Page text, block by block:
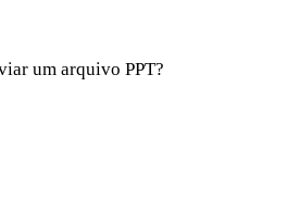
um arquivo PPT?